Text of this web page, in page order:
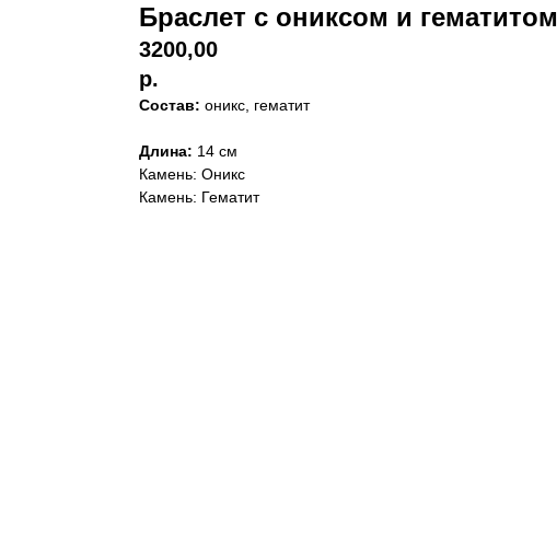
Браслет с ониксом и гематитом
3200,00
р.
Состав: оникс, гематит
Длина: 14 см
Камень: Оникс
Камень: Гематит